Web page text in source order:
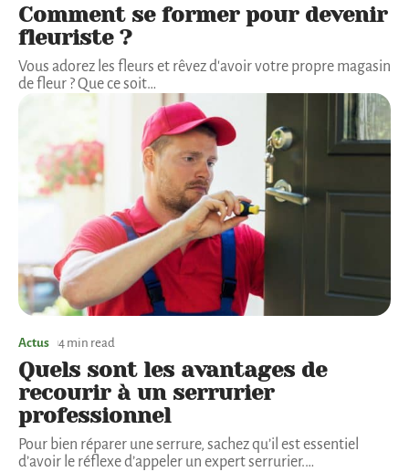
Comment se former pour devenir
fleuriste ?
Vous adorez les fleurs et rêvez d'avoir votre propre magasin
de fleur ? Que ce soit…
Actus 4 min read
Quels sont les avantages de
recourir à un serrurier
professionnel
Pour bien réparer une serrure, sachez qu’il est essentiel
d’avoir le réflexe d’appeler un expert serrurier.…